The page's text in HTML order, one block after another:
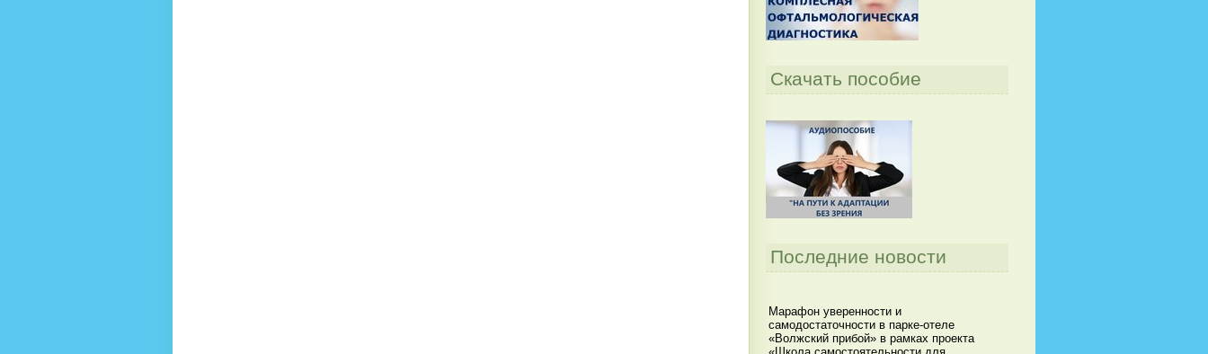
Скачать пособие
Последние новости
Марафон уверенности и
самодостаточности в парке-отеле
«Волжский прибой» в рамках проекта